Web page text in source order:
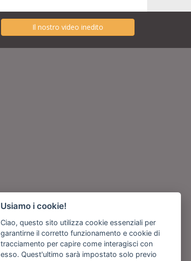
Il nostro video inedito
Seguici su
Usiamo i cookie!
Ciao, questo sito utilizza cookie essenziali per
garantirne il corretto funzionamento e cookie di
tracciamento per capire come interagisci con
esso. Quest'ultimo sarà impostato solo previo